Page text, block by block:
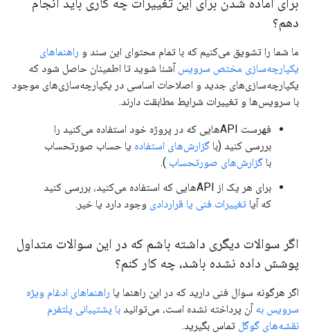
دهم؟
ما شما را تشویق می‌کنیم که با تمام محتوای این سند و راهنماهای
یکپارچه‌سازی مختص سرویس آشنا شوید تا اطمینان حاصل شود که
یکپارچه‌سازی‌های جدید و اصلاحات اساسی در یکپارچه‌سازی‌های موجود
با سرویس‌ها و تغییرات شرایط مطابقت دارند.
فهرست APIهایی که در پروژه خود استفاده می‌کنید را
بررسی کنید (با گزارش‌های استفاده یا حساب صورتحساب
با گزارش‌های صورتحساب ).
برای هر یک از APIهایی که استفاده می‌کنید، بررسی کنید
که آیا تغییرات فنی یا قراردادی وجود دارد یا خیر.
اگر سوالات دیگری داشته باشم که در این سوالات متداول
پوشش داده نشده باشد، چه کار کنم؟
اگر هرگونه سوال فنی دارید که در این راهنما یا راهنماهای ادغام ویژه
سرویس به آن پرداخته نشده است، می‌توانید با پشتیبانی پلتفرم
نقشه‌های گوگل تماس بگیرید.